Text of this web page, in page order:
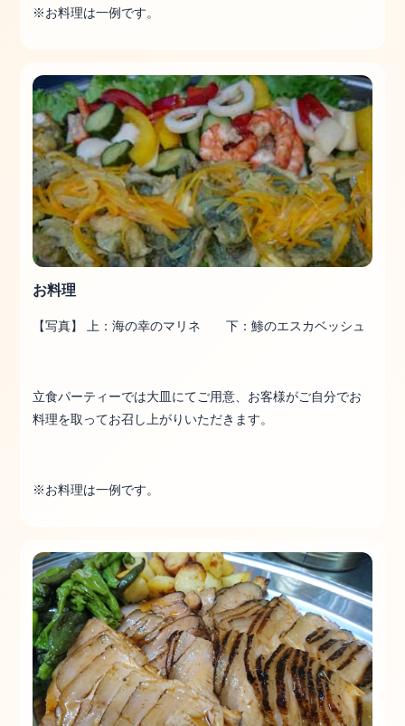
※お料理は一例です。
お料理
【写真】 上：海の幸のマリネ 下：鯵のエスカベッシュ
立食パーティーでは大皿にてご用意、お客様がご自分でお
料理を取ってお召し上がりいただきます。
※お料理は一例です。